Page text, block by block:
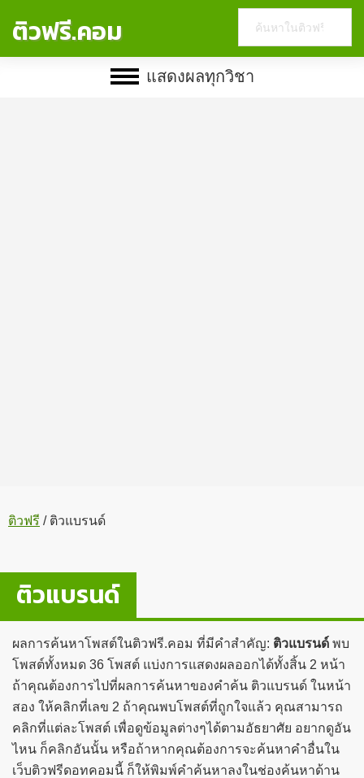
ติวฟรี.คอม
website
แสดงผลทุกวิชา
ติวฟรี /ติวแบรนด์
ติวแบรนด์
ผลการค้นหาโพสต์ในติวฟรี.คอม ที่มีคำสำคัญ: ติวแบรนด์ พบ
โพสต์ทั้งหมด 36 โพสต์ แบ่งการแสดงผลออกได้ทั้งสิ้น 2 หน้า
ถ้าคุณต้องการไปที่ผลการค้นหาของคำค้น ติวแบรนด์ ในหน้า
สอง ให้คลิกที่เลข 2 ถ้าคุณพบโพสต์ที่ถูกใจแล้ว คุณสามารถ
คลิกที่แต่ละโพสต์ เพื่อดูข้อมูลต่างๆได้ตามอัธยาศัย อยากดูอัน
ไหน ก็คลิกอันนั้น หรือถ้าหากคุณต้องการจะค้นหาคำอื่นใน
เว็บติวฟรีดอทคอมนี้ ก็ให้พิมพ์คำค้นหาลงในช่องค้นหาด้าน